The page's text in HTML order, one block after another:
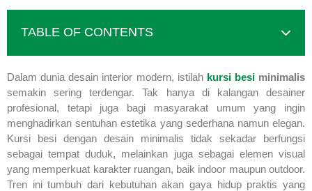
TABLE OF CONTENTS
Dalam dunia desain interior modern, istilah kursi besiminimalis
semakin sering terdengar. Tak hanya di kalangan desainer
profesional, tetapi juga bagi masyarakat umum yang ingin
menghadirkan sentuhan estetika yang sederhana namun elegan.
Kursi besi dengan desain minimalis tidak sekadar berfungsi
sebagai tempat duduk, melainkan juga sebagai elemen visual
yang memperkuat karakter ruangan, baik indoor maupun outdoor.
Tren ini tumbuh dari kebutuhan akan gaya hidup praktis yang